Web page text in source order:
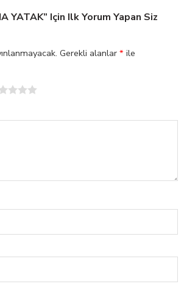
YATAK” Için Ilk Yorum Yapan Siz
Gerekli alanlar * ile